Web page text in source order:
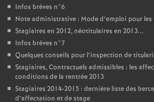
Infos brèves n°6
Note administrative : Mode d’emploi pour
Stagiaires en 2012, néotitulaires en 2013...
Infos brèves n°7
Quelques conseils pour l’inspection de
Stagiaires, Contractuels admissibles : les
conditions de la rentrée 2013
Stagiaires 2014-2015 : dernière liste des
d’affectation et de stage